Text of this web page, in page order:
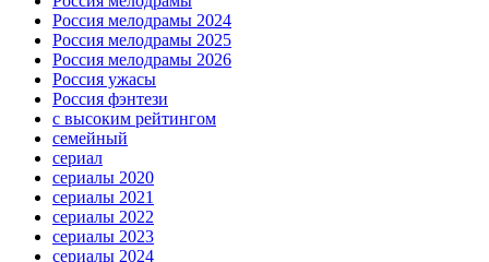
Россия мелодрамы 2024
Россия мелодрамы 2025
Россия мелодрамы 2026
Россия ужасы
Россия фэнтези
с высоким рейтингом
семейный
сериал
сериалы 2020
сериалы 2021
сериалы 2022
сериалы 2023
сериалы 2024